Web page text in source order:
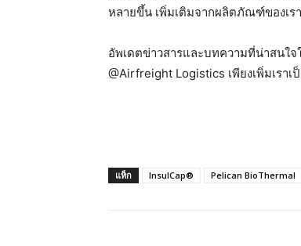
หลายขึ้น เพิ่มเติมจากผลิตภัณฑ์ของเร
อัพเดตข่าวสารและบทความที่น่าสนใ
@Airfreight Logistics เพียงเพิ่มเราเ
แท็ก InsulCap® Pelican BioThermal